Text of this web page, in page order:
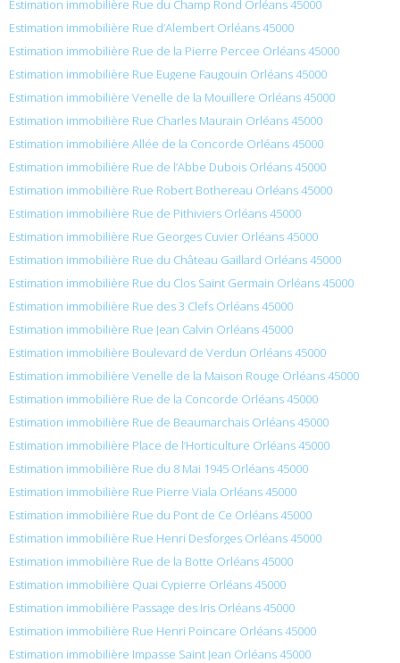
Estimation immobilière Rue du Champ Rond Orléans 45000
Estimation immobilière Rue d’Alembert Orléans 45000
Estimation immobilière Rue de la Pierre Percee Orléans 45000
Estimation immobilière Rue Eugene Faugouin Orléans 45000
Estimation immobilière Venelle de la Mouillere Orléans 45000
Estimation immobilière Rue Charles Maurain Orléans 45000
Estimation immobilière Allée de la Concorde Orléans 45000
Estimation immobilière Rue de l’Abbe Dubois Orléans 45000
Estimation immobilière Rue Robert Bothereau Orléans 45000
Estimation immobilière Rue de Pithiviers Orléans 45000
Estimation immobilière Rue Georges Cuvier Orléans 45000
Estimation immobilière Rue du Château Gaillard Orléans 45000
Estimation immobilière Rue du Clos Saint Germain Orléans 45000
Estimation immobilière Rue des 3 Clefs Orléans 45000
Estimation immobilière Rue Jean Calvin Orléans 45000
Estimation immobilière Boulevard de Verdun Orléans 45000
Estimation immobilière Venelle de la Maison Rouge Orléans 45000
Estimation immobilière Rue de la Concorde Orléans 45000
Estimation immobilière Rue de Beaumarchais Orléans 45000
Estimation immobilière Place de l’Horticulture Orléans 45000
Estimation immobilière Rue du 8 Mai 1945 Orléans 45000
Estimation immobilière Rue Pierre Viala Orléans 45000
Estimation immobilière Rue du Pont de Ce Orléans 45000
Estimation immobilière Rue Henri Desforges Orléans 45000
Estimation immobilière Rue de la Botte Orléans 45000
Estimation immobilière Quai Cypierre Orléans 45000
Estimation immobilière Passage des Iris Orléans 45000
Estimation immobilière Rue Henri Poincare Orléans 45000
Estimation immobilière Impasse Saint Jean Orléans 45000